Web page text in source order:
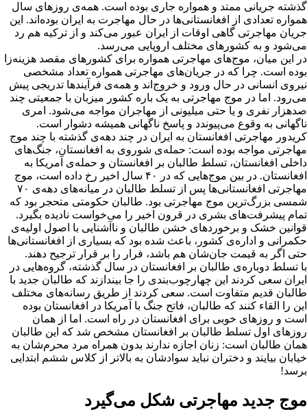
گذشته جریانی ممتد و همواره جاری بوده است. همه‌ی روزهای سال
همواره تعدادی از افغانستانی‌ها در حال مهاجرت به ایران بوده‌اند. این
جریان مهاجرتی گاهی اوقات از ایران عبور می‌کند و از ترکیه هم رد
می‌شود و به کشورهای مختلف اروپایی می‌رسد.
در این میان، موج‌های مهاجرتی همواره برای کشورهای مقصد هزینه‌زا
بوده است. چرا که در جریان‌های مهاجرتی همواره تعداد مشخصی
نیروی انسانی در حال ورود و خروج‌اند و همه‌ی فرآیندها تدریجی پیش
می‌رود. اما در موج مهاجرتی به یک باره کشور میزبان با جمعیتی چند
صدهزار نفری و یا حتی میلیونی از مهاجران مواجه می‌شود. امری
ناگهانی به وقوع می‌پیوندد و پاسخ ناگهانی همیشه دشوار است.
کریدور مهاجرتی افغانستان به ایران در چند دهه‌ی گذشته با چند موج
مهاجرتی مواجه بوده است: حمله‌ی شوروی به افغانستان، جنگ‌های
داخلی افغانستان، تسلط طالبان بر افغانستان و حمله‌ی آمریکا به
افغانستان. در بین موج‌هایی که در ۴۰ سال اخیر رخ داده است، موج
مهاجرتی افغانستانی‌ها پس از تسلط طالبان در میانه‌های دهه‌ی ۷۰
شمسی بزرگ‌ترین موج مهاجرتی بود. طالبان حکومتی متحجر بود که
تمام پیشرفت‌های بشری در قرون اخیر را می‌خواست نادیده بگیرد.
قوانین خشک و برخوردهای خشن طالبان و ناآشنایی با اصول اولیه‌ی
حکمرانی و اداره‌ی کشور، باعث شده بود که بسیاری از افغانستانی‌ها
حتی اگر به قیمت جان‌شان هم باشد، فرار را بر قرار ترجیح دهند.
با تسلط دوباره‌ی طالبان بر افغانستان در سال گذشته، گروه‌هایی در
ایران سعی کردند این چهارچوب‌بندی را جا بیندازند که طالبان جدید با
طالبان قدیم متفاوت است. سعی کردند از طریق رسانه‌های مختلف
این را القاء کنند که طالبان، فاتح جنگ با آمریکا در افغانستان بوده
است و روزهای خوبی برای افغانستان در راه است. اما از همان
روزهای اول تسلط طالبان بر افغانستان مشخص شد که این طالبان
همان طالبان است: زنان اجازه ندارند بدون همراه مرد محرم‌شان به
خیابان‌ بیایند و دختران نباید سوادشان به بالاتر از کلاس ششم ابتدایی
برسد!
موج جدید مهاجرتی شکل می‌گیرد